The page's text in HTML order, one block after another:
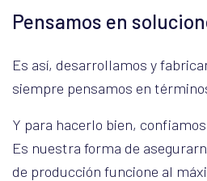
Pensamos en
Es así, desarrollamos y
siempre pensamos en
Y para hacerlo bien,
Es nuestra forma de
de producción funcione al